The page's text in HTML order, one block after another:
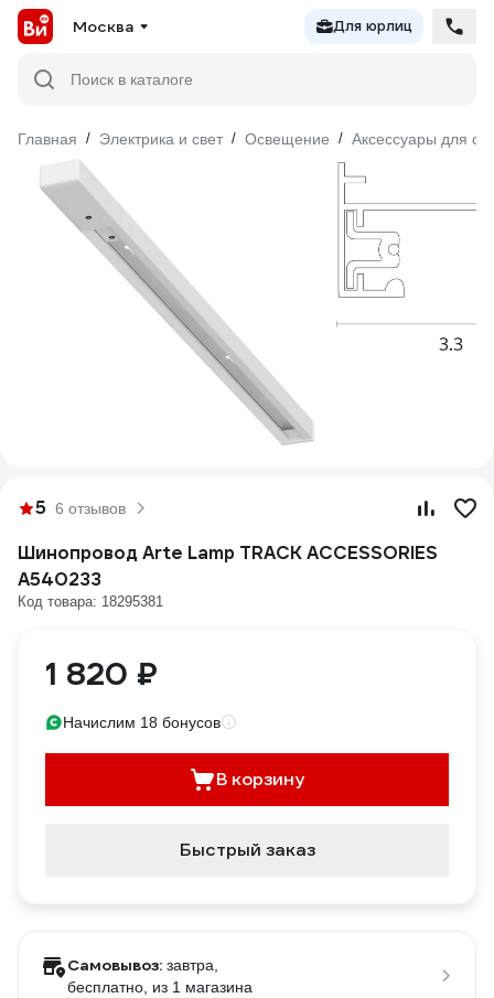
Москва Для юрлиц
Поиск в каталоге
Главная / Электрика и свет / Освещение / Аксессуары для
5 6 отзывов
Шинопровод Arte Lamp TRACK ACCESSORIES
A540233
Код товара: 18295381
1 820 ₽
Начислим 18 бонусов
В корзину
Быстрый заказ
Самовывоз: завтра,
бесплатно , из 1 магазина